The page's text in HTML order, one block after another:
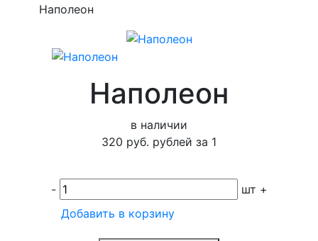
Наполеон
Наполеон
в наличии
320 руб. рублей за 1
- шт +
Добавить в корзину